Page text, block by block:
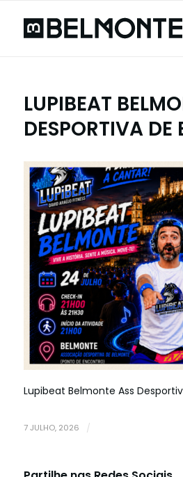
LUPIBEAT
DESPORTIVA DE
Lupibeat Belmonte Ass
7 JULHO, 2026 /